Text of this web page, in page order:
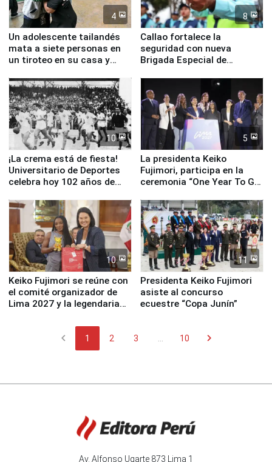
4
Un adolescente tailandés
mata a siete personas en
un tiroteo en su casa y
8
Callao fortalece la
seguridad con nueva
Brigada Especial de
equipamiento para
Serenazgo
10
¡La crema está de fiesta!
Universitario de Deportes
celebra hoy 102 años de
5
La presidenta Keiko
Fujimori, participa en la
ceremonia “One Year To Go
10
Keiko Fujimori se reúne con
el comité organizador de
Lima 2027 y la legendaria
11
Presidenta Keiko Fujimori
asiste al concurso
ecuestre “Copa Junín”
chevron_left 1 2 3 10 chevron_right
Av. Alfonso Ugarte 873 Lima 1